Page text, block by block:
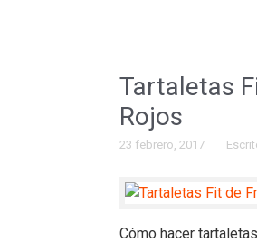
Tartaletas
Rojos
23 febrero, 2017
Cómo hacer